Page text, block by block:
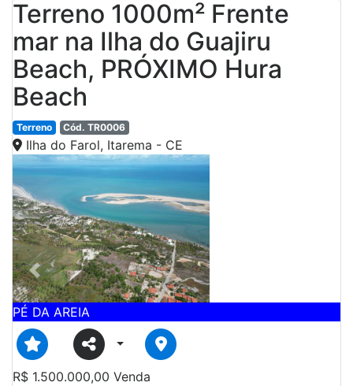
Terreno 1000m² Frente
mar na Ilha do Guajiru
Beach, PRÓXIMO Hura
Beach
Terreno Cód. TR0006
Ilha do Farol, Itarema - CE
Previous
PÉ DA AREIA
R$ 1.500.000,00 Venda